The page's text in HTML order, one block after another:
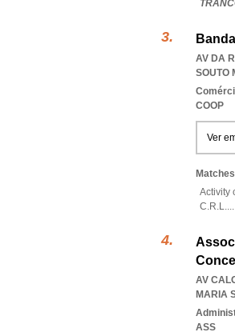
AV DA
SOUTO
COOP
Ver
Activity
C.R.L....
AV
MARIA
ASS